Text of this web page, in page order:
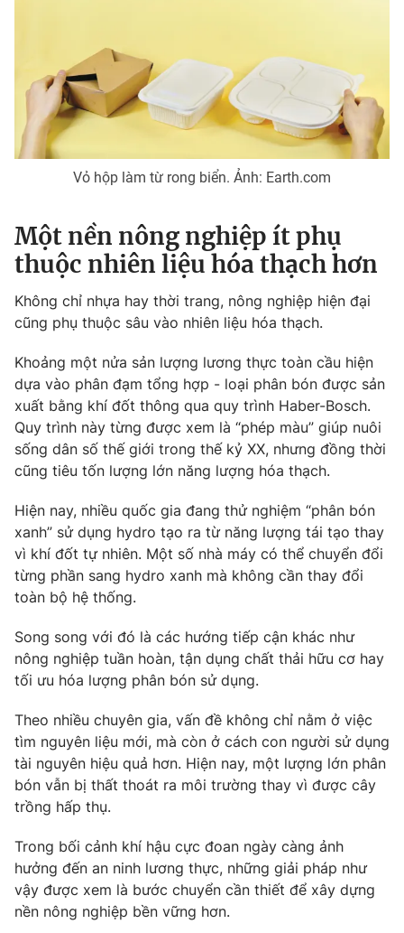
Vỏ hộp làm từ rong biển. Ảnh: Earth.com
Một nền nông nghiệp ít phụ
thuộc nhiên liệu hóa thạch hơn
Không chỉ nhựa hay thời trang, nông nghiệp hiện đại
cũng phụ thuộc sâu vào nhiên liệu hóa thạch.
Khoảng một nửa sản lượng lương thực toàn cầu hiện
dựa vào phân đạm tổng hợp - loại phân bón được sản
xuất bằng khí đốt thông qua quy trình Haber-Bosch.
Quy trình này từng được xem là “phép màu” giúp nuôi
sống dân số thế giới trong thế kỷ XX, nhưng đồng thời
cũng tiêu tốn lượng lớn năng lượng hóa thạch.
Hiện nay, nhiều quốc gia đang thử nghiệm “phân bón
xanh” sử dụng hydro tạo ra từ năng lượng tái tạo thay
vì khí đốt tự nhiên. Một số nhà máy có thể chuyển đổi
từng phần sang hydro xanh mà không cần thay đổi
toàn bộ hệ thống.
Song song với đó là các hướng tiếp cận khác như
nông nghiệp tuần hoàn, tận dụng chất thải hữu cơ hay
tối ưu hóa lượng phân bón sử dụng.
Theo nhiều chuyên gia, vấn đề không chỉ nằm ở việc
tìm nguyên liệu mới, mà còn ở cách con người sử dụng
tài nguyên hiệu quả hơn. Hiện nay, một lượng lớn phân
bón vẫn bị thất thoát ra môi trường thay vì được cây
trồng hấp thụ.
Trong bối cảnh khí hậu cực đoan ngày càng ảnh
hưởng đến an ninh lương thực, những giải pháp như
vậy được xem là bước chuyển cần thiết để xây dựng
nền nông nghiệp bền vững hơn.